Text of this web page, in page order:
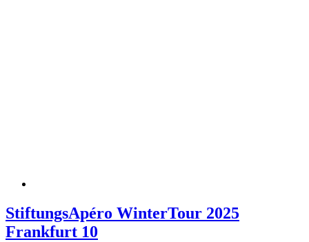
StiftungsApéro WinterTour 2025
Frankfurt 10